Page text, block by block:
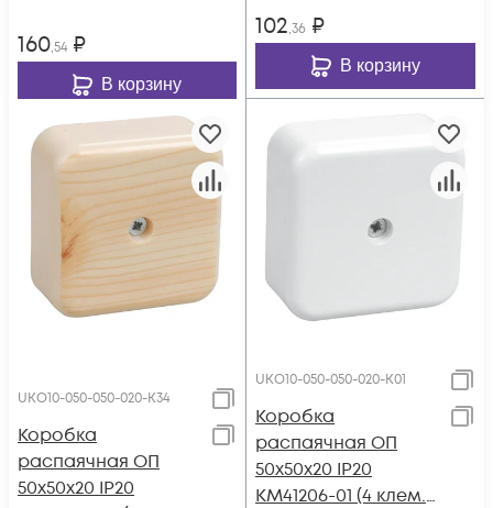
160,54 ₽
В корзину
102,36 ₽
В корзину
UKO10-050-050-020-K34
Коробка
распаячная ОП
50х50х20 IP20
UKO10-050-050-020-K01
Коробка
распаячная ОП
50х50х20 IP20
КМ41206-01 (4 клем.